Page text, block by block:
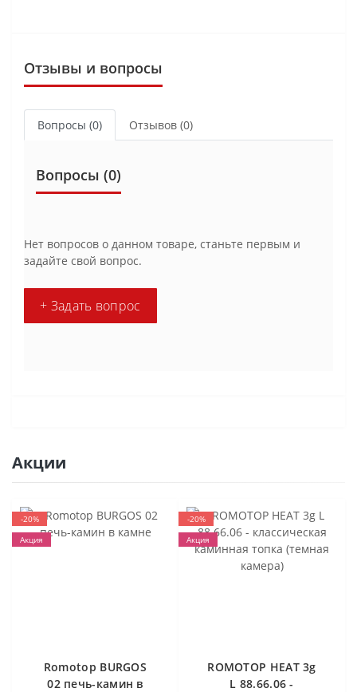
Отзывы и вопросы
Вопросы (0) Отзывов (0)
Вопросы (0)
Нет вопросов о данном товаре, станьте первым и
задайте свой вопрос.
+ Задать вопрос
Акции
-20%
Акция
Romotop BURGOS
02 печь-камин в
-20%
Акция
ROMOTOP HEAT 3g
L 88.66.06 -